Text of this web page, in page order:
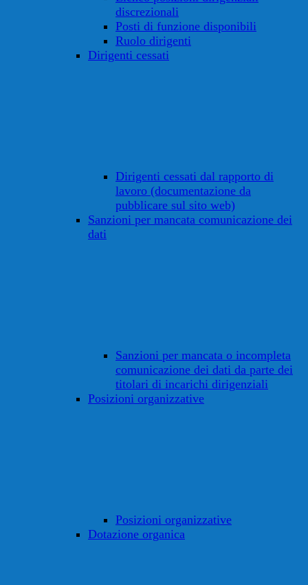
discrezionali
Posti di funzione disponibili
Ruolo dirigenti
Dirigenti cessati
Dirigenti cessati dal rapporto di
lavoro (documentazione da
pubblicare sul sito web)
Sanzioni per mancata comunicazione dei
dati
Sanzioni per mancata o incompleta
comunicazione dei dati da parte dei
titolari di incarichi dirigenziali
Posizioni organizzative
Posizioni organizzative
Dotazione organica